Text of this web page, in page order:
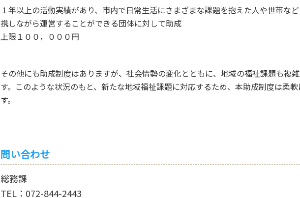
１年以上の活動実績があり、市内で日常生活にさまざまな課題を抱えた人や世帯な
携しながら運営することができる団体に対して助成
上限１００，０００円
その他にも助成制度はありますが、社会情勢の変化とともに、地域の福祉課題も複
す。このような状況のもと、新たな地域福祉課題に対応するため、本助成制度は柔
す。
問い合わせ
総務課
TEL：072-844-2443